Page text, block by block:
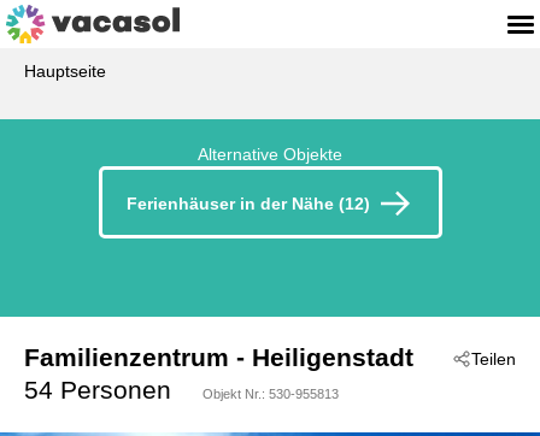
Hauptseite
Alternative Objekte
Ferienhäuser in der Nähe (12)
Teilen
Familienzentrum
- 91332
- Heiligenstadt
54 Personen
Objekt Nr.: 530-955813